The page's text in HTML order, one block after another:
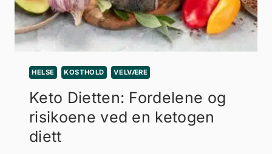
HELSE KOSTHOLD VELVÆRE
Keto Dietten: Fordelene og
risikoene ved en ketogen
diett